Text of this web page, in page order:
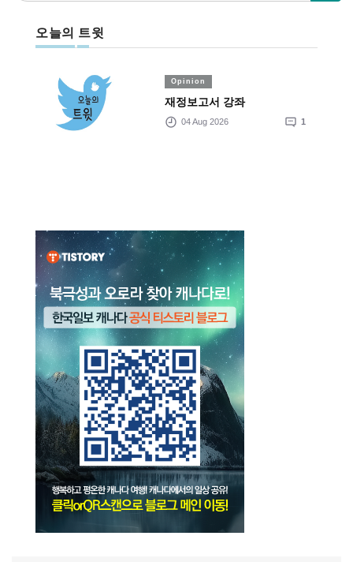
오늘의 트윗
Opinion
재정보고서 강좌
04 Aug 2026 1